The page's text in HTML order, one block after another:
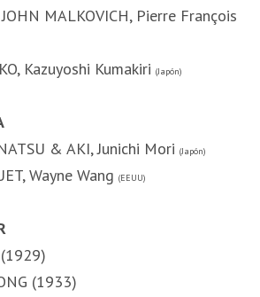
MALKOVICH, Pierre François
Kazuyoshi Kumakiri (Japón)
& AKI, Junichi Mori (Japón)
Wayne Wang (EEUU)
(1933)